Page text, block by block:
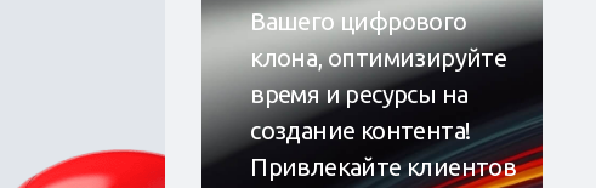
Вашего цифрового
клона, оптимизируйте
время и ресурсы на
создание контента!
Привлекайте клиентов